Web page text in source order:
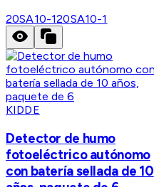
20SA10-120SA10-1
KIDDE
Detector de humo
fotoeléctrico autónomo
con batería sellada de 10